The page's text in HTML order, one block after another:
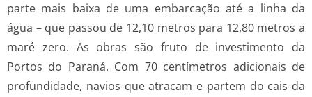
parte mais baixa de uma embarcação até a linha da
água – que passou de 12,10 metros para 12,80 metros a
maré zero. As obras são fruto de investimento da
Portos do Paraná. Com 70 centímetros adicionais de
profundidade, navios que atracam e partem do cais da